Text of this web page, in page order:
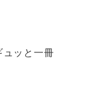
ュッと一冊